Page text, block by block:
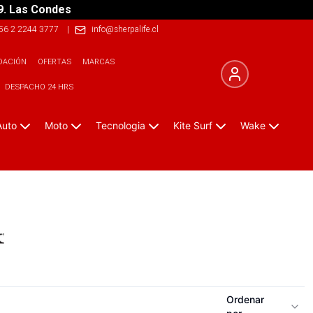
Las Condes
2 2244 3777 | info@sherpalife.cl
OFERTAS MARCAS
DESPACHO 24 HRS
Moto Tecnologia Kite Surf Wake
Ordenar